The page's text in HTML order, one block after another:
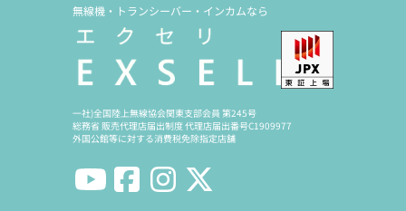
無線機・トランシーバー・インカムなら
一社)全国陸上無線協会関東支部会員 第245号
総務省 販売代理店届出制度 代理店届出番号C1909977
外国公館等に対する消費税免除指定店舗